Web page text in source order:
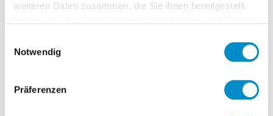
weiteren Daten zusammen, die Sie ihnen bereitgestellt
Notwendig
Präferenzen
Bereiches (Accounting & Controlling)
Unternehmens kfm. begleiten